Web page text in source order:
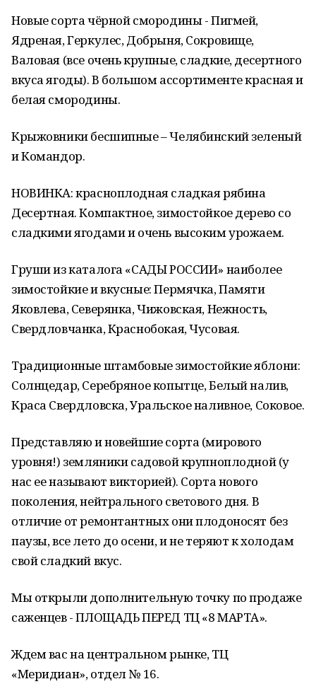
Новые сорта чёрной смородины - Пигмей,
Ядреная, Геркулес, Добрыня, Сокровище,
Валовая (все очень крупные, сладкие, десертного
вкуса ягоды). В большом ассортименте красная и
белая смородины.
Крыжовники бесшипные – Челябинский зеленый
и Командор.
НОВИНКА: красноплодная сладкая рябина
Десертная. Компактное, зимостойкое дерево со
сладкими ягодами и очень высоким урожаем.
Груши из каталога «САДЫ РОССИИ» наиболее
зимостойкие и вкусные: Пермячка, Памяти
Яковлева, Северянка, Чижовская, Нежность,
Свердловчанка, Краснобокая, Чусовая.
Традиционные штамбовые зимостойкие яблони:
Солнцедар, Серебряное копытце, Белый налив,
Краса Свердловска, Уральское наливное, Соковое.
Представляю и новейшие сорта (мирового
уровня!) земляники садовой крупноплодной (у
нас ее называют викторией). Сорта нового
поколения, нейтрального светового дня. В
отличие от ремонтантных они плодоносят без
паузы, все лето до осени, и не теряют к холодам
свой сладкий вкус.
Мы открыли дополнительную точку по продаже
саженцев - ПЛОЩАДЬ ПЕРЕД ТЦ «8 МАРТА».
Ждем вас на центральном рынке, ТЦ
«Меридиан», отдел № 16.